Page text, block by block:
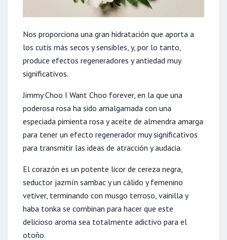
Nos proporciona una gran hidratación que aporta a
los cutis más secos y sensibles, y, por lo tanto,
produce efectos regeneradores y antiedad muy
significativos.
Jimmy Choo I Want Choo forever, en la que una
poderosa rosa ha sido amalgamada con una
especiada pimienta rosa y aceite de almendra amarga
para tener un efecto regenerador muy significativos
para transmitir las ideas de atracción y audacia.
El corazón es un potente licor de cereza negra,
seductor jazmín sambac y un cálido y femenino
vetiver, terminando con musgo terroso, vainilla y
haba tonka se combinan para hacer que este
delicioso aroma sea totalmente adictivo para el
otoño.